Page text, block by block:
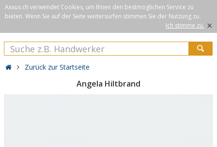
Axxus.ch verwendet Cookies, um Ihnen den bestmöglichen Service zu
bieten. Wenn Sie auf der Seite weitersurfen stimmen Sie der Nutzung zu.
Ich stimme zu. ×
Zurück zur Startseite
Angela Hiltbrand